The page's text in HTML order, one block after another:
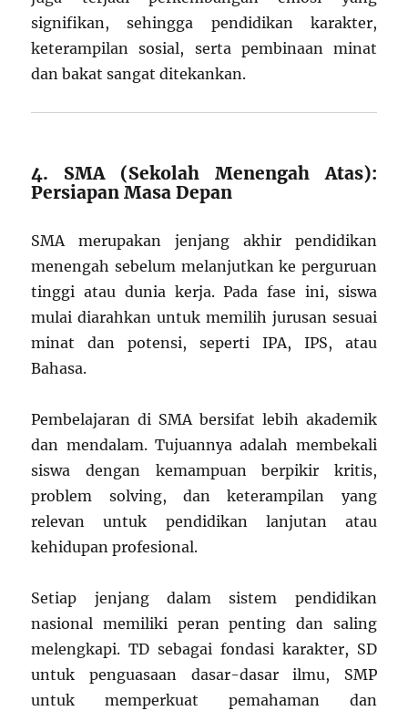
signifikan, sehingga pendidikan karakter,
keterampilan sosial, serta pembinaan minat
dan bakat sangat ditekankan.
4. SMA (Sekolah Menengah Atas):
Persiapan Masa Depan
SMA merupakan jenjang akhir pendidikan
menengah sebelum melanjutkan ke perguruan
tinggi atau dunia kerja. Pada fase ini, siswa
mulai diarahkan untuk memilih jurusan sesuai
minat dan potensi, seperti IPA, IPS, atau
Bahasa.
Pembelajaran di SMA bersifat lebih akademik
dan mendalam. Tujuannya adalah membekali
siswa dengan kemampuan berpikir kritis,
problem solving, dan keterampilan yang
relevan untuk pendidikan lanjutan atau
kehidupan profesional.
Setiap jenjang dalam sistem pendidikan
nasional memiliki peran penting dan saling
melengkapi. TD sebagai fondasi karakter, SD
untuk penguasaan dasar-dasar ilmu, SMP
untuk memperkuat pemahaman dan